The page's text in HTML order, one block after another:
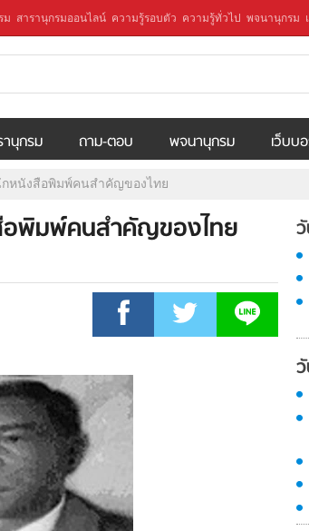
ม สารานุกรมออนไลน์ ความรู้รอบตัว ความรู้ทั่วไป พจนานุกรม
นุกรม ถาม-ตอบ พจนานุกรม เว็บบ
หนังสือพิมพ์คนสำคัญของไทย
พิมพ์คนสำคัญของไทย